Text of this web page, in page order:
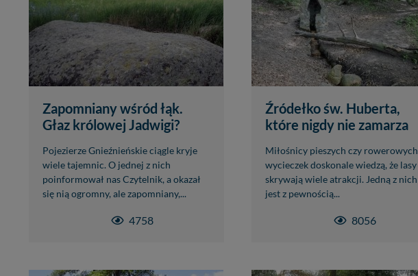
Zapomniany wśród łąk.
Głaz królowej Jadwigi?
Pojezierze Gnieźnieńskie ciągle kryje
wiele tajemnic. O jednej z nich
poinformował nas Czytelnik, a okazał
się nią ogromny, ale zapomniany,...
4758
Źródełko św. Huberta,
które nigdy nie zamarza
Miłośnicy pieszych czy rowerowych
wycieczek doskonale wiedzą, że lasy
skrywają wiele atrakcji. Jedną z nich
jest z pewnością...
8056